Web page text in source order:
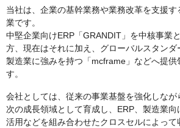
当社は、企業の基幹業務や業務改革を支援
業です。
中堅企業向けERP「GRANDIT」を中核事業
方、現在はそれに加え、グローバルスタンダ
製造業に強みを持つ「mcframe」などへ提供
す。
会社としては、従来の事業基盤を強化しな
次の成長領域として育成し、ERP、製造業
活用などを組み合わせたクロスセルによっ